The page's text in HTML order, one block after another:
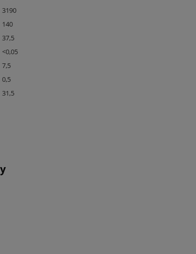
3190
140
37,5
<0,05
7,5
0,5
31,5